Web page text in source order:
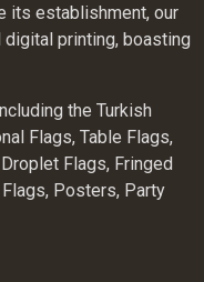
its establishment, our
printing, boasting
the Turkish
Flags, Table Flags,
Flags, Fringed
Posters, Party